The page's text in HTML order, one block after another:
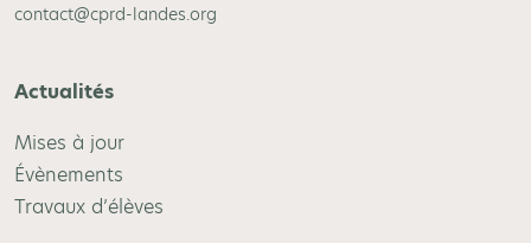
contact@cprd-landes.org
Actualités
Mises à jour
Évènements
Travaux d’élèves